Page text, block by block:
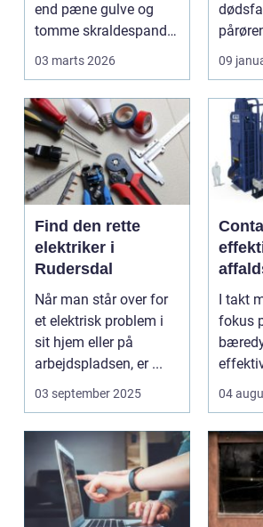
end pæne gulve og
tomme skraldespande.
Reng&...
03 marts 2026
en stor
09
Find den rette
elektriker i
Rudersdal
Når man står over for
et elektrisk problem i
sit hjem eller på
arbejdspladsen, er ...
03 september 2025
og
ndelse
I takt
fokus
bliver
04